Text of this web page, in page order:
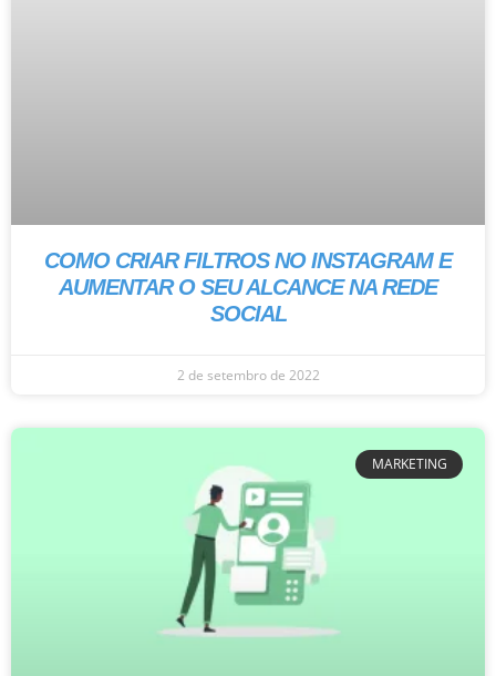
COMO CRIAR FILTROS NO INSTAGRAM E
AUMENTAR O SEU ALCANCE NA REDE
SOCIAL
2 de setembro de 2022
MARKETING